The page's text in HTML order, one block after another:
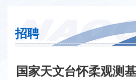
招聘
国家天文台怀柔观测